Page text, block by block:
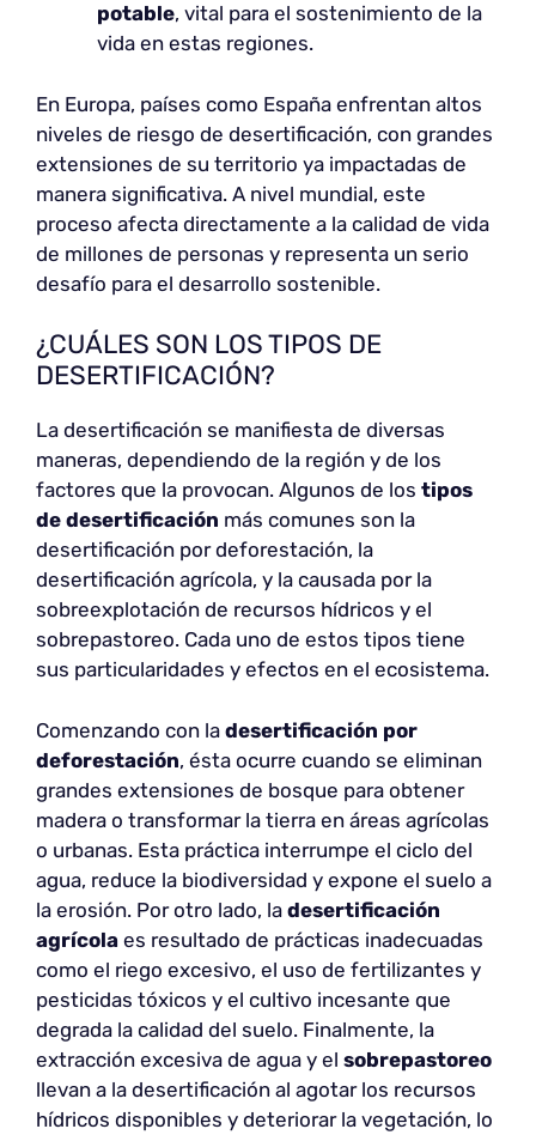
potable, vital para el sostenimiento de la
vida en estas regiones.
En Europa, países como España enfrentan altos
niveles de riesgo de desertificación, con grandes
extensiones de su territorio ya impactadas de
manera significativa. A nivel mundial, este
proceso afecta directamente a la calidad de vida
de millones de personas y representa un serio
desafío para el desarrollo sostenible.
¿CUÁLES SON LOS TIPOS DE
DESERTIFICACIÓN?
La desertificación se manifiesta de diversas
maneras, dependiendo de la región y de los
factores que la provocan. Algunos de los tipos
de desertificación más comunes son la
desertificación por deforestación, la
desertificación agrícola, y la causada por la
sobreexplotación de recursos hídricos y el
sobrepastoreo. Cada uno de estos tipos tiene
sus particularidades y efectos en el ecosistema.
Comenzando con la desertificación por
deforestación, ésta ocurre cuando se eliminan
grandes extensiones de bosque para obtener
madera o transformar la tierra en áreas agrícolas
o urbanas. Esta práctica interrumpe el ciclo del
agua, reduce la biodiversidad y expone el suelo a
la erosión. Por otro lado, la desertificación
agrícola es resultado de prácticas inadecuadas
como el riego excesivo, el uso de fertilizantes y
pesticidas tóxicos y el cultivo incesante que
degrada la calidad del suelo. Finalmente, la
extracción excesiva de agua y el sobrepastoreo
llevan a la desertificación al agotar los recursos
hídricos disponibles y deteriorar la vegetación, lo